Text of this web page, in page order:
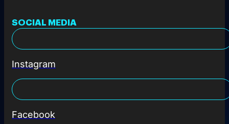
SOCIAL MEDIA
Instagram
Facebook